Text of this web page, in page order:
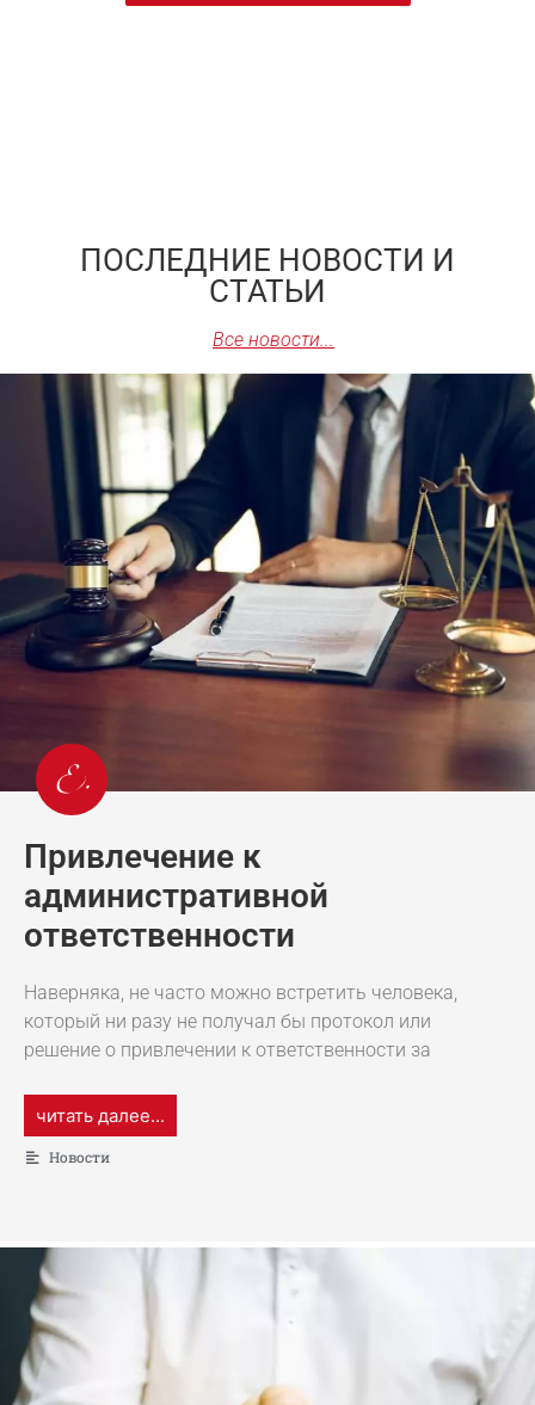
ПОСЛЕДНИЕ НОВОСТИ И
СТАТЬИ
Все новости...
Привлечение к
административной
ответственности
Наверняка, не часто можно встретить человека,
который ни разу не получал бы протокол или
решение о привлечении к ответственности за
читать далее...
Новости